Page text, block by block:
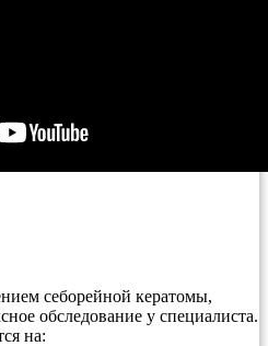
себорейной кератомы,
обследование у специалиста.
на: